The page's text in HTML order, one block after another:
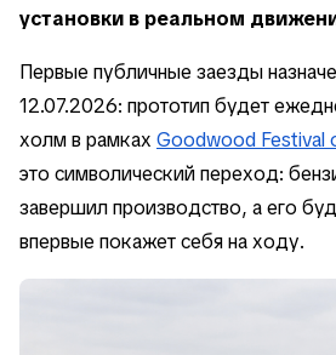
установки в реальном
Первые публичные заезды
12.07.2026: прототип будет
холм в рамках Goodwood Festival
это символический переход:
завершил производство, а его
впервые покажет себя на ходу.